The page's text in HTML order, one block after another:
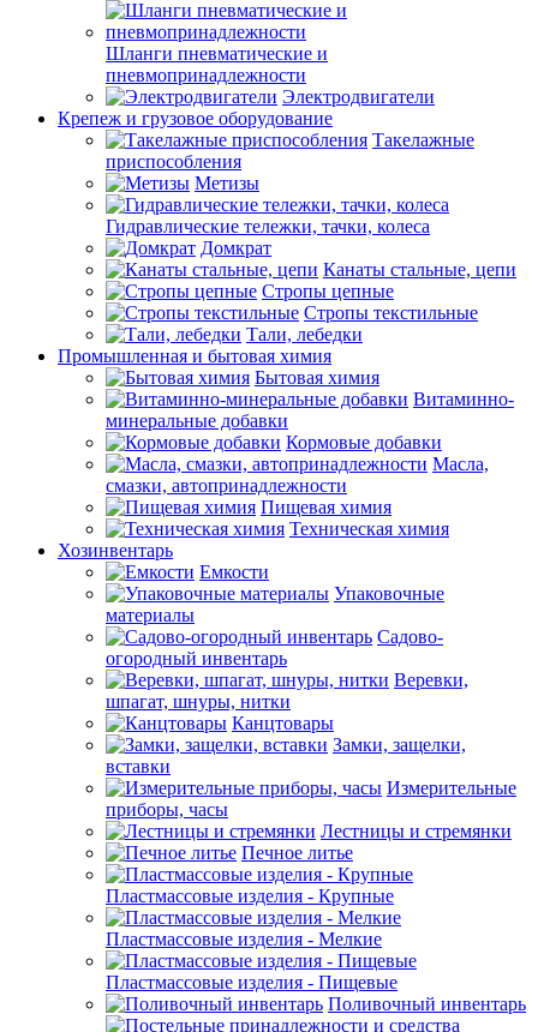
Шланги пневматические и
пневмопринадлежности
Электродвигатели
Крепеж и грузовое оборудование
Такелажные
приспособления
Метизы
Гидравлические тележки, тачки, колеса
Домкрат
Канаты стальные, цепи
Стропы цепные
Стропы текстильные
Тали, лебедки
Промышленная и бытовая химия
Бытовая химия
Витаминно-
минеральные добавки
Кормовые добавки
Масла,
смазки, автопринадлежности
Пищевая химия
Техническая химия
Хозинвентарь
Емкости
Упаковочные
материалы
Садово-
огородный инвентарь
Веревки,
шпагат, шнуры, нитки
Канцтовары
Замки, защелки,
вставки
Измерительные
приборы, часы
Лестницы и стремянки
Печное литье
Пластмассовые изделия - Крупные
Пластмассовые изделия - Мелкие
Пластмассовые изделия - Пищевые
Поливочный инвентарь